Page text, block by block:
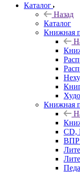
Каталог
Назад
Каталог
Книжная
Книжная
CD,